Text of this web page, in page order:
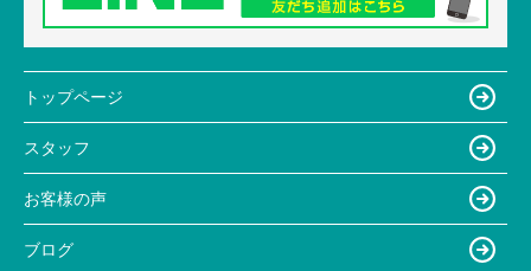
トップページ
スタッフ
お客様の声
ブログ